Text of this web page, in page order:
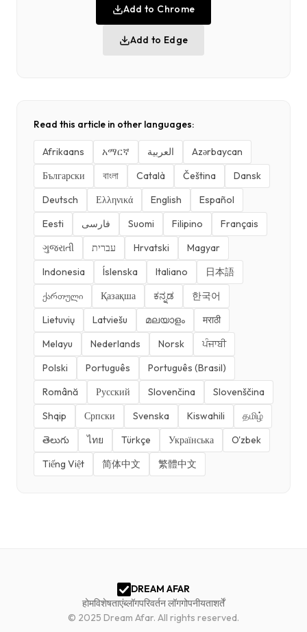
Add to Chrome
Add to Edge
Read this article in other languages:
Afrikaans አማርኛ العربية
Azərbaycan
Български
বাংলা Català Čeština
Dansk
Deutsch
Ελληνικά English
Español
Eesti
فارسی Suomi Filipino
Français
ગુજરાતી
עברית Hrvatski
Magyar
Indonesia
Íslenska Italiano
日本語
ქართული
Қазақша ಕನ್ನಡ
한국어
Lietuvių
Latviešu മലയാളം
मराठी
Melayu
Nederlands Norsk
ਪੰਜਾਬੀ
Polski
Português
Português (Brasil)
Română
Русский Slovenčina
Slovenščina
Shqip
Српски Svenska Kiswahili
தமிழ்
తెలుగు
ไทย Türkçe Українська
O'zbek
Tiếng Việt
简体中文 繁體中文
DREAM AFAR
होमविशेषताएंब्लॉगपरिवर्तन लॉगगोपनीयताशर्तें
© 2025 Dream Afar. All rights reserved.